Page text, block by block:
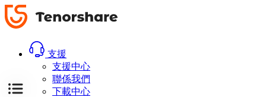
支援
支援中心
聯係我們
下載中心
評
論
評
論